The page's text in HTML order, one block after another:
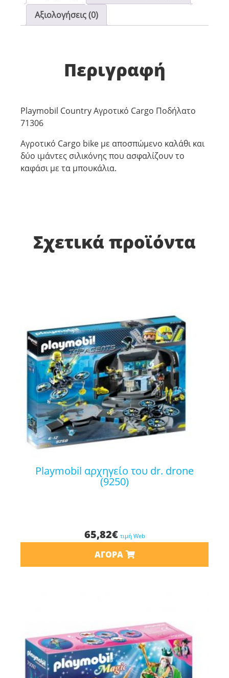
Αξιολογήσεις (0)
Περιγραφή
Playmobil Country Αγροτικό Cargo Ποδήλατο
71306
Αγροτικό Cargo bike με αποσπώμενο καλάθι και
δύο ιμάντες σιλικόνης που ασφαλίζουν το
καφάσι με τα μπουκάλια. ​​
Σχετικά προϊόντα
playmobil αρχηγείο του dr. drone
(9250)
65,82€ τιμή Web
ΑΓΟΡΆ